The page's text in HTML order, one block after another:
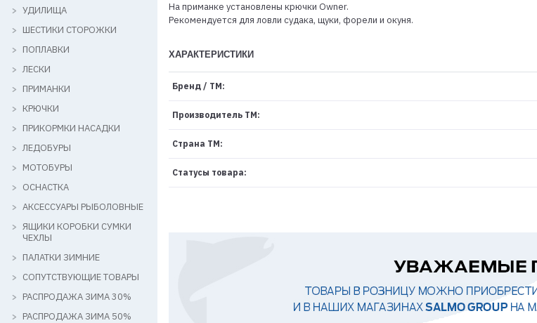
УДИЛИЩА
ШЕСТИКИ СТОРОЖКИ
ПОПЛАВКИ
ЛЕСКИ
ПРИМАНКИ
КРЮЧКИ
ПРИКОРМКИ НАСАДКИ
ЛЕДОБУРЫ
МОТОБУРЫ
ОСНАСТКА
АКСЕССУАРЫ РЫБОЛОВНЫЕ
ЯЩИКИ КОРОБКИ СУМКИ
ЧЕХЛЫ
ПАЛАТКИ ЗИМНИЕ
СОПУТСТВУЮЩИЕ ТОВАРЫ
РАСПРОДАЖА ЗИМА 30%
РАСПРОДАЖА ЗИМА 50%
На приманке установлены крючки Owner.
Рекомендуется для ловли судака, щуки, форели и окуня.
ХАРАКТЕРИСТИКИ
Бренд / ТМ:
Производитель ТМ:
Страна ТМ:
Статусы товара: